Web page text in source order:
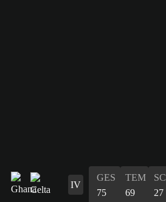
IV
GES
75
TEM
69
27